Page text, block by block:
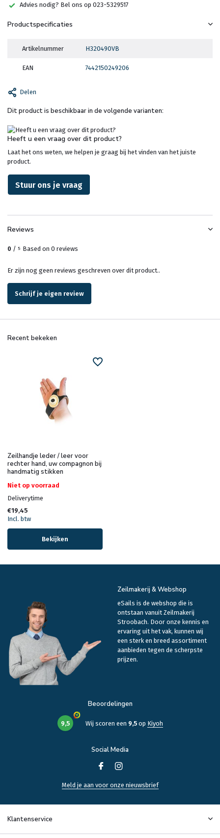
Advies nodig? Bel ons op 023-5329517
Productspecificaties
Artikelnummer H320490VB
EAN 7442150249206
Delen
Dit product is beschikbaar in de volgende varianten:
Heeft u een vraag over dit product?
Laat het ons weten, we helpen je graag bij het vinden van het juiste
product.
Stuur ons je vraag
Reviews
0 / 5 Based on 0 reviews
Er zijn nog geen reviews geschreven over dit product..
Schrijf je eigen review
Recent bekeken
Zeilhandje leder / leer voor
rechter hand, uw compagnon bij
handmatig stikken
Niet op voorraad
Deliverytime
€19,45
Incl. btw
Bekijken
Zeilmakerij & Webshop
eSails is de webshop die is
ontstaan vanuit Zeilmakerij
Stroobach. Door onze kennis en
ervaring uit het vak, kunnen wij
een sterk en breed assortiment
aanbieden tegen de scherpste
prijzen.
Beoordelingen
9,5 Wij scoren een 9,5op Kiyoh
Social Media
Meld je aan voor onze nieuwsbrief
Klantenservice